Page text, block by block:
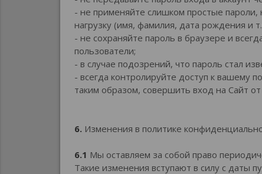
- не применяйте слишком простые
нагрузку (имя, фамилия, дата рождения и
- не сохраняйте пароль в браузере и
пользователи;
- в случае подозрений, что пароль стал
- всегда контролируйте доступ к вашему
таким образом, совершить вход на Сайт
6. Изменения в политике
6.1 Мы оставляем за собой право
Такие изменения вступают в силу с даты